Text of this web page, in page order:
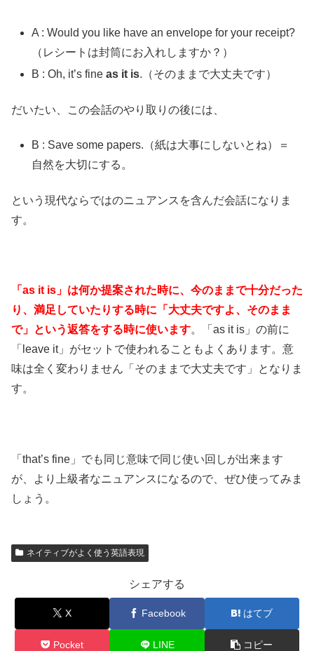
A : Would you like have an envelope for your receipt?
（レシートは封筒にお入れしますか？）
B : Oh, it’s fineas it is.（そのままで大丈夫です）
だいたい、この会話のやり取りの後には、
B : Save some papers.（紙は大事にしないとね）＝
自然を大切にする。
という現代ならではのニュアンスを含んだ会話になりま
す。
「as it is」は何か提案された時に、今のままで十分だった
り、満足していたりする時に「大丈夫ですよ、そのまま
で」という返答をする時に使います。「as it is」の前に
「leave it」がセットで使われることもよくあります。意
味は全く変わりません「そのままで大丈夫です」となりま
す。
「that’s fine」でも同じ意味で同じ使い回しが出来ます
が、より上級者なニュアンスになるので、ぜひ使ってみま
しょう。
ネイティブがよく使う英語表現
シェアする
X Facebook はてブ
Pocket LINE コピー